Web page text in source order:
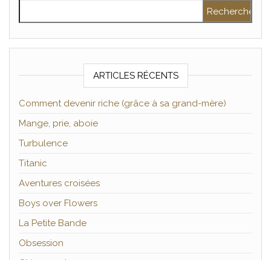
ARTICLES RÉCENTS
Comment devenir riche (grâce à sa grand-mère)
Mange, prie, aboie
Turbulence
Titanic
Aventures croisées
Boys over Flowers
La Petite Bande
Obsession